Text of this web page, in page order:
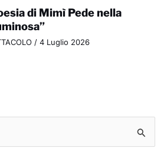
di Mimì Pede nella
/ 4 Luglio 2026